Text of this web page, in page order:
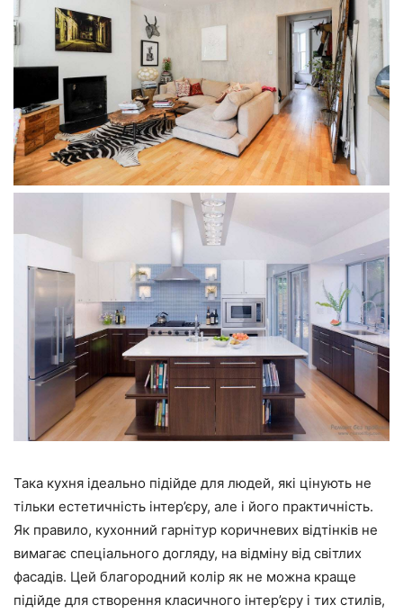
Така кухня ідеально підійде для людей, які цінують не
тільки естетичність інтер’єру, але і його практичність.
Як правило, кухонний гарнітур коричневих відтінків не
вимагає спеціального догляду, на відміну від світлих
фасадів. Цей благородний колір як не можна краще
підійде для створення класичного інтер’єру і тих стилів,